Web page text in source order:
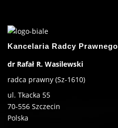
Kancelaria Radcy Prawnego
dr Rafał R. Wasilewski
radca prawny (Sz-1610)
ul. Tkacka 55
70-556 Szczecin
Polska